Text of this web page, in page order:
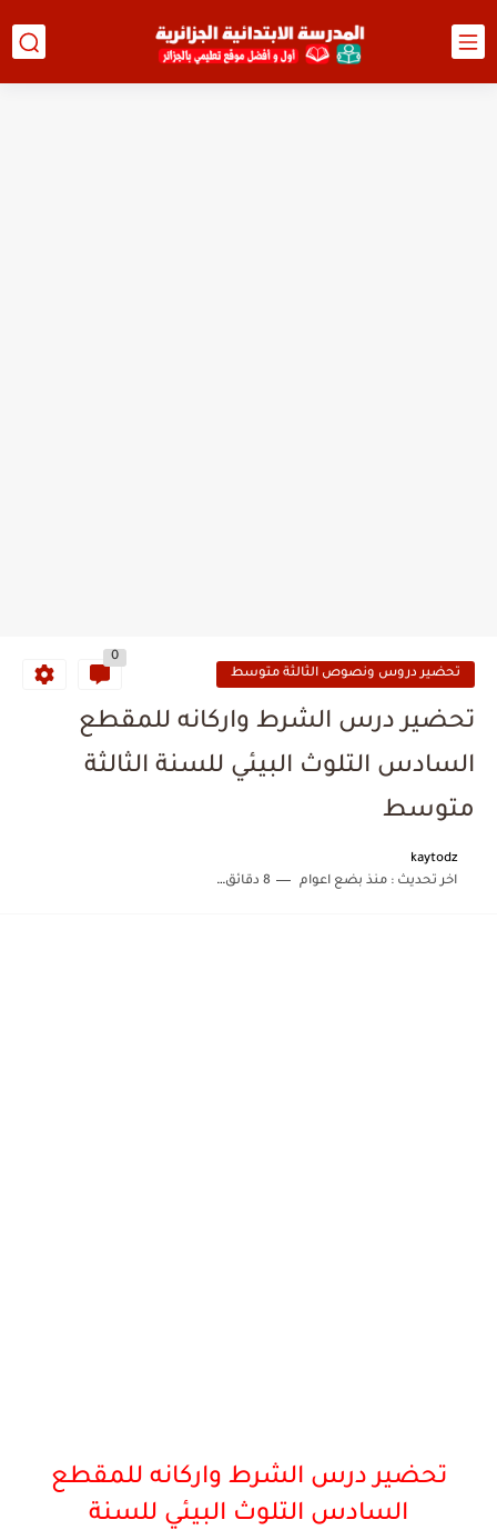
تحضير دروس ونصوص الثالثة متوسط
0
تحضير درس الشرط واركانه للمقطع
السادس التلوث البيئي للسنة الثالثة
متوسط
kaytodz
اخر تحديث :منذ بضع اعوام 8 دقائق للقراءة
تحضير درس الشرط واركانه للمقطع
السادس التلوث البيئي للسنة